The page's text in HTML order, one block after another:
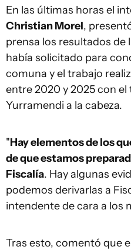
En las últimas horas el
Christian Morel,
prensa los resultados de
había solicitado para
comuna y el trabajo
entre 2020 y 2025 con
Yurramendi a la cabeza.
"Hay elementos de los
de que estamos
Fiscalía. Hay algunas
podemos derivarlas a
intendente de cara a los
Tras esto, comentó que